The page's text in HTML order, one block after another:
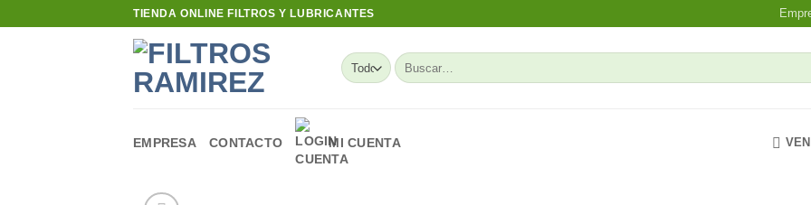
TIENDA ONLINE FILTROS Y LUBRICANTES
Buscar
por:
EMPRESA CONTACTO MI CUENTA